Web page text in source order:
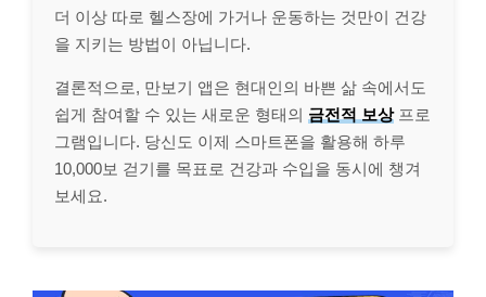
더 이상 따로 헬스장에 가거나 운동하는 것만이 건강
을 지키는 방법이 아닙니다.
결론적으로, 만보기 앱은 현대인의 바쁜 삶 속에서도
쉽게 참여할 수 있는 새로운 형태의 금전적 보상프로
그램입니다. 당신도 이제 스마트폰을 활용해 하루
10,000보 걷기를 목표로 건강과 수입을 동시에 챙겨
보세요.